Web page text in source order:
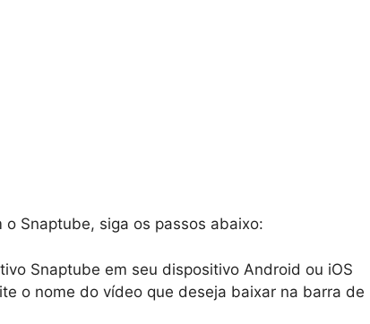
Snaptube, siga os passos abaixo:
Snaptube em seu dispositivo Android ou iOS
o nome do vídeo que deseja baixar na barra de